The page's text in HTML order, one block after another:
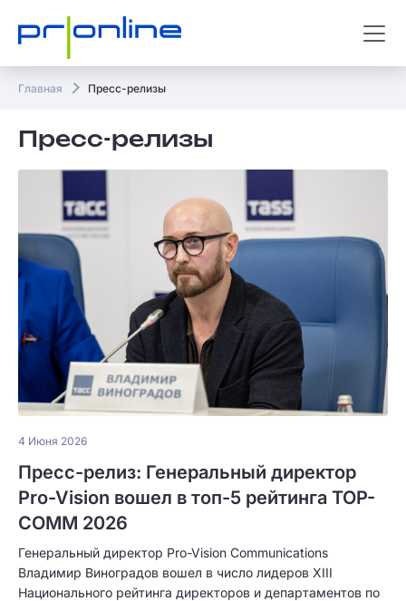
Главная Пресс-релизы
Пресс-релизы
4 Июня 2026
Пресс-релиз: Генеральный директор
Pro-Vision вошел в топ-5 рейтинга TOP-
COMM 2026
Генеральный директор Pro-Vision Communications
Владимир Виноградов вошел в число лидеров XIII
Национального рейтинга директоров и департаментов по